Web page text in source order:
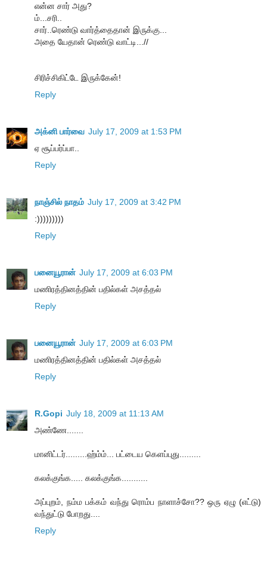
என்ன சார் அது?
ம்...சரி..
சார்..ரெண்டு வார்த்தைதான் இருக்கு...
அதை யேதான் ரெண்டு வாட்டி...//
சிரிச்சிகிட்டே இருக்கேன்!
Reply
அக்னி பார்வை July 17, 2009 at 1:53 PM
ஏ சூப்பர்ப்பா..
Reply
நாஞ்சில் நாதம் July 17, 2009 at 3:42 PM
:)))))))))
Reply
பனையூரான் July 17, 2009 at 6:03 PM
மணிரத்தினத்தின் பதில்கள் அசத்தல்
Reply
பனையூரான் July 17, 2009 at 6:03 PM
மணிரத்தினத்தின் பதில்கள் அசத்தல்
Reply
R.Gopi July 18, 2009 at 11:13 AM
அண்ணே.......
மானிட்டர்.........ஹ்ம்ம்... பட்டைய கெளப்புது.........
கலக்குங்க..... கலக்குங்க...........
அப்புறம், நம்ம பக்கம் வந்து ரொம்ப நாளாச்சோ?? ஒரு ஏழு (எட்டு)
வந்துட்டு போறது....
Reply